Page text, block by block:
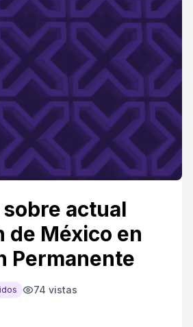
actual
de México en
Permanente
74 vistas